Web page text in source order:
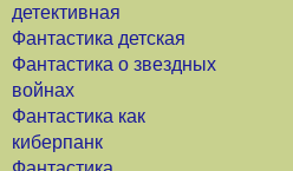
детективная
Фантастика детская
Фантастика о звездных
войнах
Фантастика как
киберпанк